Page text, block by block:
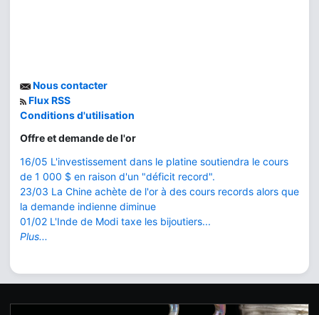
Nous contacter
Flux RSS
Conditions d'utilisation
Offre et demande de l'or
16/05 L'investissement dans le platine soutiendra le cours
de 1 000 $ en raison d'un "déficit record".
23/03 La Chine achète de l'or à des cours records alors que
la demande indienne diminue
01/02 L'Inde de Modi taxe les bijoutiers...
Plus...